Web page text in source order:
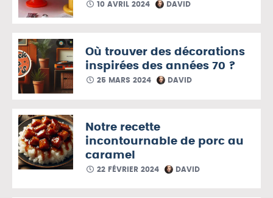
10 AVRIL 2024 DAVID
Où trouver des décorations
inspirées des années 70 ?
25 MARS 2024 DAVID
Notre recette
incontournable de porc au
caramel
22 FÉVRIER 2024 DAVID